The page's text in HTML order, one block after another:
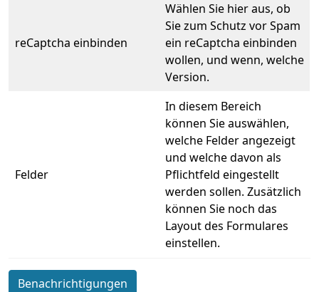
reCaptcha einbinden
Wählen Sie hier aus, ob
Sie zum Schutz vor Spam
ein reCaptcha einbinden
wollen, und wenn, welche
Version.
Felder
In diesem Bereich
können Sie auswählen,
welche Felder angezeigt
und welche davon als
Pflichtfeld eingestellt
werden sollen. Zusätzlich
können Sie noch das
Layout des Formulares
einstellen.
Benachrichtigungen